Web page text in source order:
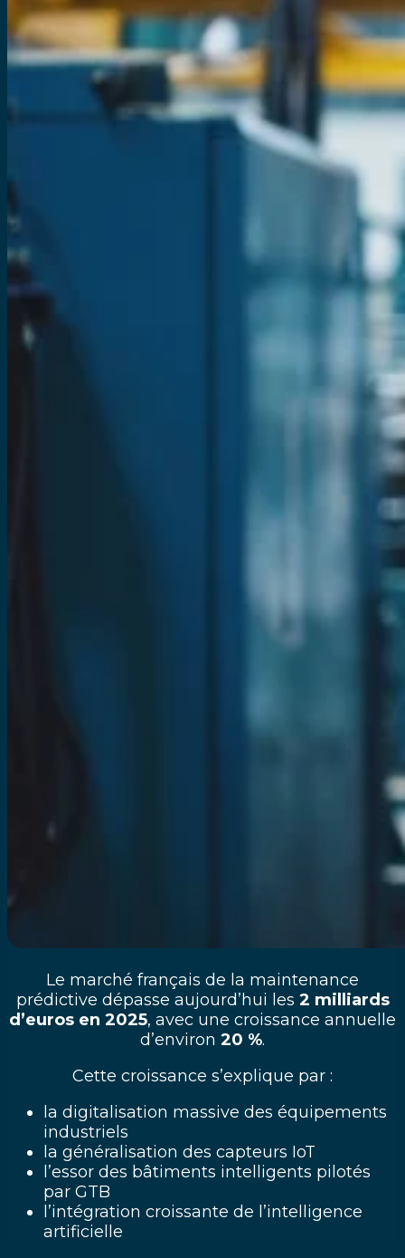
Le marché français de la maintenance
prédictive dépasse aujourd’hui les 2 milliards
d’euros en 2025, avec une croissance annuelle
d’environ 20 %.
Cette croissance s’explique par :
la digitalisation massive des équipements
industriels
la généralisation des capteurs IoT
l’essor des bâtiments intelligents pilotés
par GTB
l’intégration croissante de l’intelligence
artificielle